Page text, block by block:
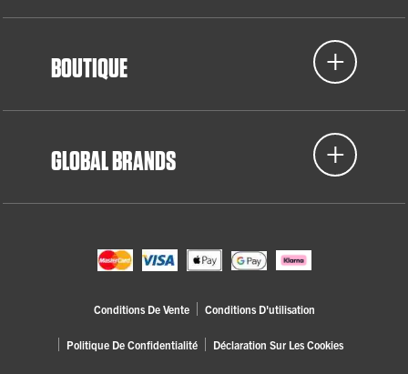
BOUTIQUE
GLOBAL BRANDS
Conditions De Vente Conditions D'utilisation
Politique De Confidentialité Déclaration Sur Les Cookies